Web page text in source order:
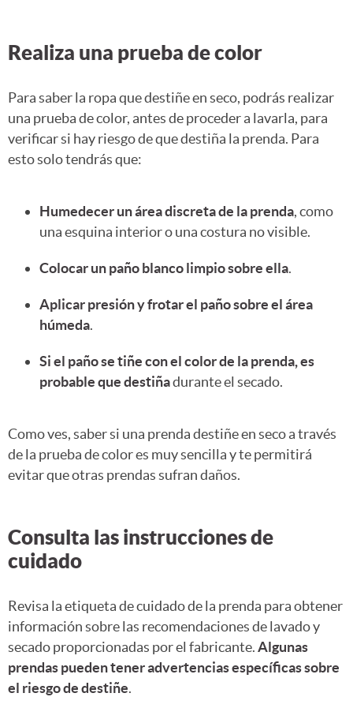
Realiza una prueba de color
Para saber la ropa que destiñe en seco, podrás realizar
una prueba de color, antes de proceder a lavarla, para
verificar si hay riesgo de que destiña la prenda. Para
esto solo tendrás que:
Humedecer un área discreta de la prenda, como
una esquina interior o una costura no visible.
Colocar un paño blanco limpio sobre ella.
Aplicar presión y frotar el paño sobre el área
húmeda.
Si el paño se tiñe con el color de la prenda, es
probable que destiñadurante el secado.
Como ves, saber si una prenda destiñe en seco a través
de la prueba de color es muy sencilla y te permitirá
evitar que otras prendas sufran daños.
Consulta las instrucciones de
cuidado
Revisa la etiqueta de cuidado de la prenda para obtener
información sobre las recomendaciones de lavado y
secado proporcionadas por el fabricante.Algunas
prendas pueden tener advertencias específicas sobre
el riesgo de destiñe.